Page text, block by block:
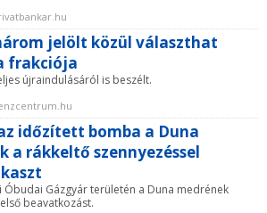
jelölt közül választhat
frakciója
újraindulásáról is beszélt.
időzített bomba a Duna
a rákkeltő szennyezéssel
Óbudai Gázgyár területén a Duna medrének
beavatkozást.